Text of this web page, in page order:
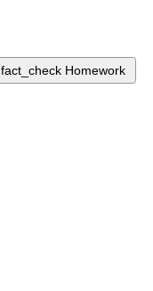
fact_check Homework